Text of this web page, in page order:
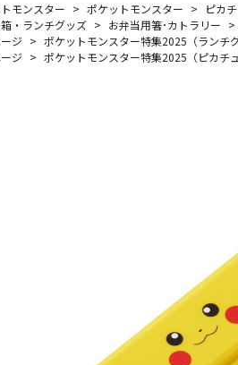
モンスター > ポケットモンスター >
ピカ
・ランチグッズ > お弁当用箸･カトラリー >
ジ > ポケットモンスター特集2025（ランチ
ジ > ポケットモンスター特集2025（ピカチ